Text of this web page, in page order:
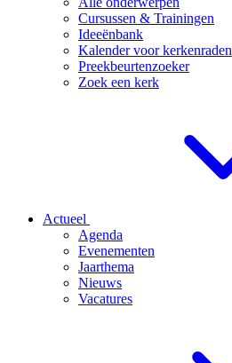
Cursussen & Trainingen
Ideeënbank
Kalender voor kerkenraden
Preekbeurtenzoeker
Zoek een kerk
Actueel
Agenda
Evenementen
Jaarthema
Nieuws
Vacatures